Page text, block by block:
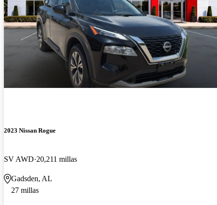
2023 Nissan Rogue
SV AWD 20,211 millas
Gadsden, AL
27 millas